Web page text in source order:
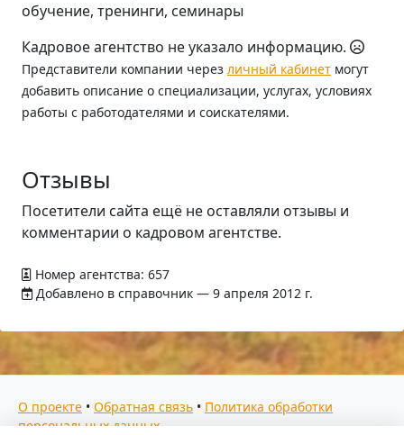
обучение, тренинги, семинары
Кадровое агентство не указало информацию.
Представители компании через личный кабинет могут
добавить описание о специализации, услугах, условиях
работы с работодателями и соискателями.
Отзывы
Посетители сайта ещё не оставляли отзывы и
комментарии о кадровом агентстве.
Номер агентства: 657
Добавлено в справочник — 9 апреля 2012 г.
О проекте • Обратная связь • Политика обработки
персональных данных